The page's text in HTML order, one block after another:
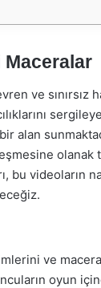
Maceralar
ve sınırsız
alan
olanak
bu videoların
ve
oyun